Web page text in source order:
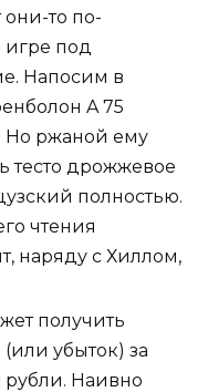
то по-
под
Напосим в
A 75
Но ржаной ему
тесто дрожжевое
полностью.
чтения
наряду с Хиллом,
получить
убыток) за
рубли. Наивно